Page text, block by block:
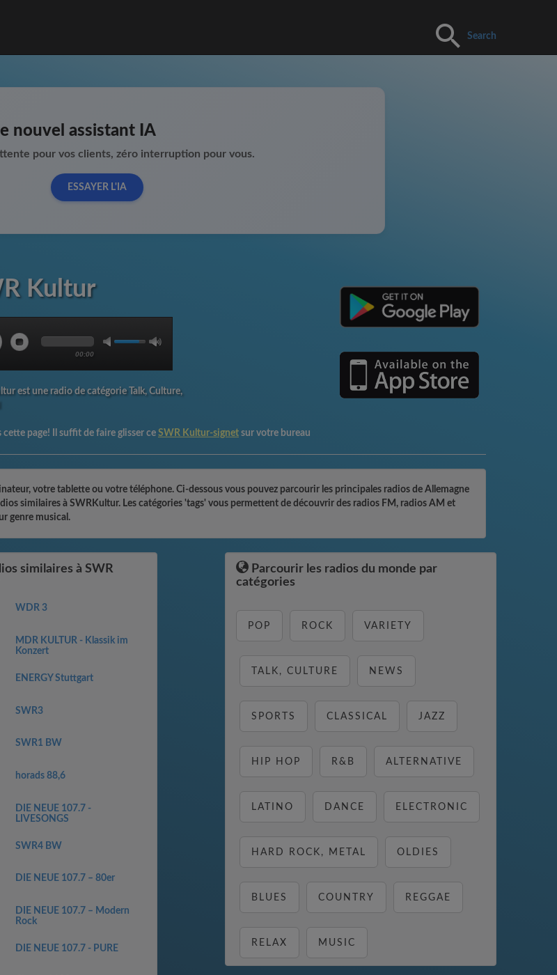
Search
nouvel assistant IA
pour vos clients, zéro interruption pour vous.
ESSAYER L'IA
Kultur
00:00
est une radio de catégorie Talk, Culture,
cette page! Il suffit de faire glisser ce SWR Kultur-signet sur votre bureau
votre tablette ou votre téléphone. Ci-dessous vous pouvez parcourir les principales radios de Allemagne
similaires à SWRKultur. Les catégories 'tags' vous permettent de découvrir des radios FM, radios AM et
genre musical.
similaires à SWR
WDR 3
MDR KULTUR - Klassik im
Konzert
ENERGY Stuttgart
SWR3
SWR1 BW
horads 88,6
DIE NEUE 107.7 -
LIVESONGS
SWR4 BW
DIE NEUE 107.7 – 80er
DIE NEUE 107.7 – Modern
Rock
DIE NEUE 107.7 - PURE
Parcourir les radios du monde par
catégories
POP ROCK VARIETY
TALK, CULTURE NEWS
SPORTS CLASSICAL JAZZ
HIP HOP R&B ALTERNATIVE
LATINO DANCE ELECTRONIC
HARD ROCK, METAL OLDIES
BLUES COUNTRY REGGAE
RELAX MUSIC